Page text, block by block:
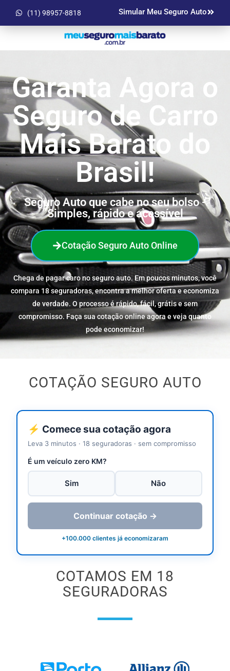
(11) 98957-8818 Simular Meu Seguro Auto
Garanta Agora o
Seguro de Carro
Mais Barato do
Brasil!
Seguro Auto que cabe no seu bolso -
Simples, rápido e acessível
Cotação Seguro Auto Online
Chega de pagar caro no seguro auto. Em poucos minutos, você
compara 18 seguradoras, encontra a melhor oferta e economiza
de verdade. O processo é rápido, fácil, grátis e sem
compromisso. Faça sua cotação online agora e veja quanto
pode economizar!
COTAÇÃO SEGURO AUTO
⚡ Comece sua cotação agora
Leva 3 minutos · 18 seguradoras · sem compromisso
É um veículo zero KM?
Sim Não
Continuar cotação →
+100.000 clientes já economizaram
COTAMOS EM 18
SEGURADORAS